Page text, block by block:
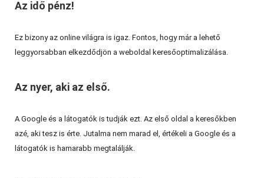
Az idő pénz!
Ez bizony az online világra is igaz. Fontos, hogy már a lehető
leggyorsabban elkezdődjön a weboldal keresőoptimalizálása.
Az nyer, aki az első.
A Google és a látogatók is tudják ezt. Az első oldal a keresőkben
azé, aki tesz is érte. Jutalma nem marad el, értékeli a Google és a
látogatók is hamarabb megtalálják.